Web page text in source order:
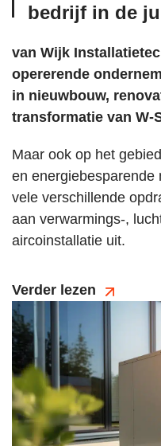
bedrijf in de
van Wijk
opererende
in nieuwbouw,
transformatie van W-
Maar ook op het
en energiebesparende
vele verschillende
aan verwarmings-,
aircoinstallatie uit.
Verder lezen